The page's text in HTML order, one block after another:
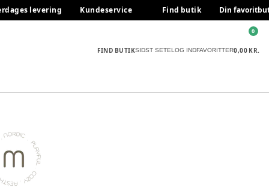
levering Kundeservice Find butik Din
FIND BUTIKSIDST SETELOG INDFAVORITTER0,00 KR.
0